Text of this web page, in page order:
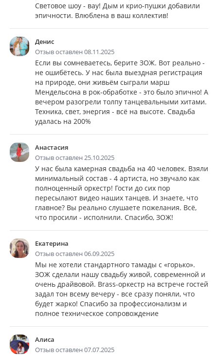
Световое шоу - вау! Дым и крио-пушки добавили
эпичности. Влюблена в ваш коллектив!
Денис
Отзыв оставлен 08.11.2025
Если вы сомневаетесь, берите ЗОЖ. Вот реально -
не ошибётесь. У нас была выездная регистрация
на природе, они живьём сыграли марш
Мендельсона в рок-обработке - это было эпично! А
вечером разогрели толпу танцевальными хитами.
Техника, свет, энергия - всё на высоте. Свадьба
удалась на 200%
Анастасия
Отзыв оставлен 25.10.2025
У нас была камерная свадьба на 40 человек. Взяли
минимальный состав - 4 артиста, но звучало как
полноценный оркестр! Гости до сих пор
пересылают видео наших танцев. И знаете, что
главное? Вы реально слушаете пожелания. Всё,
что просили - исполнили. Спасибо, ЗОЖ!
Екатерина
Отзыв оставлен 06.09.2025
Мы не хотели стандартного тамады с «горько».
ЗОЖ сделали нашу свадьбу живой, современной и
очень драйвовой. Brass-оркестр на встрече гостей
задал тон всему вечеру - все сразу поняли, что
будет жарко! Спасибо за профессионализм и
полное техническое сопровождение
Алиса
Отзыв оставлен 07.07.2025